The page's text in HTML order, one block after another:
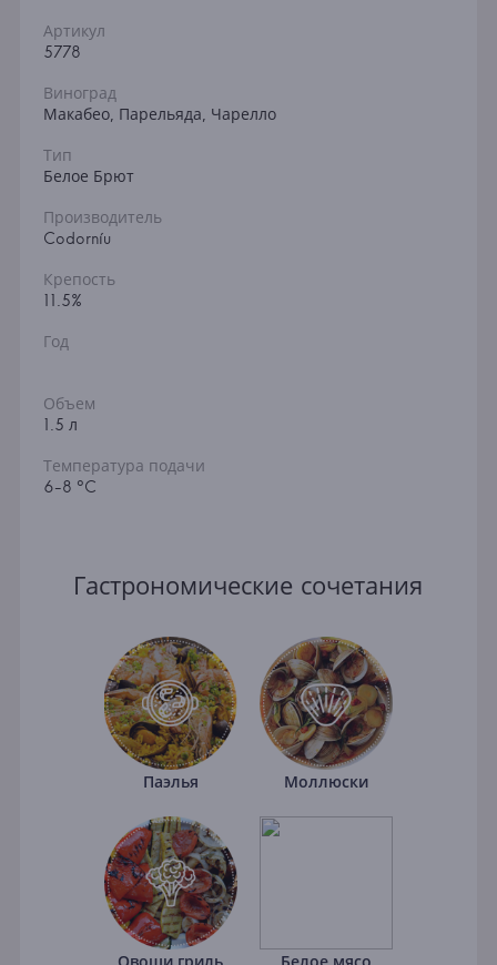
Артикул
5778
Виноград
Макабео, Парельяда, Чарелло
Тип
Белое Брют
Производитель
Codorníu
Крепость
11.5%
Год
Объем
1.5 л
Температура подачи
6-8 °C
Гастрономические сочетания
Паэлья Моллюски